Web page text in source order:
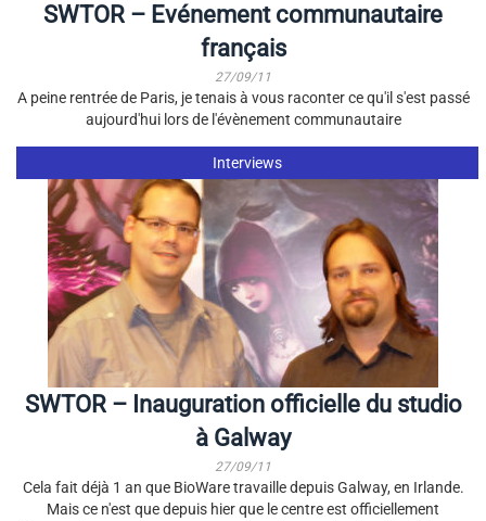
SWTOR – Evénement communautaire
français
27/09/11
A peine rentrée de Paris, je tenais à vous raconter ce qu'il s'est passé
aujourd'hui lors de l'évènement communautaire
Interviews
SWTOR – Inauguration officielle du studio
à Galway
27/09/11
Cela fait déjà 1 an que BioWare travaille depuis Galway, en Irlande.
Mais ce n'est que depuis hier que le centre est officiellement